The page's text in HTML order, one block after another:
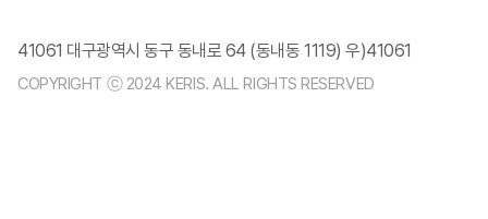
41061 대구광역시 동구 동내로 64 (동내동 1119) 우)41061
COPYRIGHT ⓒ 2024 KERIS. ALL RIGHTS RESERVED